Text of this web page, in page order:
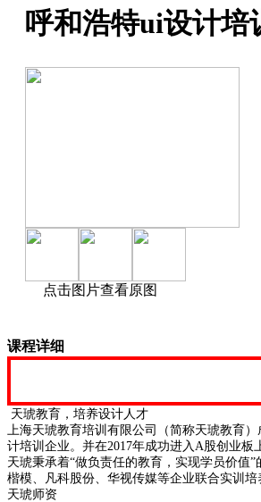
呼和浩特ui设计培
点击图片查看原图
课程详细
天琥教育，培养设计人才
上海天琥教育培训有限公司（简称天琥教育
计培训企业。并在2017年成功进入A股创业板
天琥秉承着“做负责任的教育，实现学员价值
楷模、凡科股份、华视传媒等企业联合实训
天琥师资